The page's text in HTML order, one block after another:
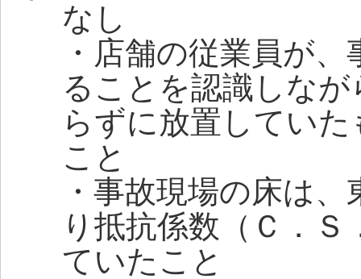
なし
・店舗の従業員が
ることを認識しな
らずに放置してい
こと
・事故現場の床は
り抵抗係数（Ｃ．
ていたこと